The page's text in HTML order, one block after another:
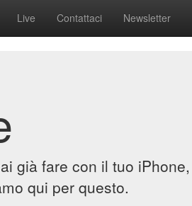
Live Contattaci Newsletter
già fare con il tuo
qui per questo.